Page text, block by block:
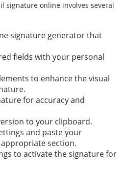
signature online involves several
signature generator that
fields with your personal
to enhance the visual
for accuracy and
to your clipboard.
and paste your
section.
to activate the signature for